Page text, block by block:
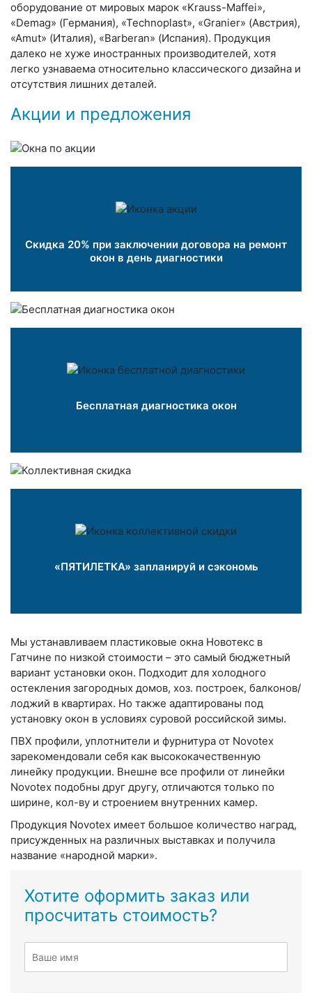
оборудование от мировых марок «Krauss-Maffei»,
«Demag» (Германия), «Technoplast», «Granier» (Австрия),
«Amut» (Италия), «Barberan» (Испания). Продукция
далеко не хуже иностранных производителей, хотя
легко узнаваема относительно классического дизайна и
отсутствия лишних деталей.
Акции и предложения
Скидка 20% при заключении договора на ремонт
окон в день диагностики
Бесплатная диагностика окон
«ПЯТИЛЕТКА» запланируй и сэкономь
Мы устанавливаем пластиковые окна Новотекс в
Гатчине по низкой стоимости – это самый бюджетный
вариант установки окон. Подходит для холодного
остекления загородных домов, хоз. построек, балконов/
лоджий в квартирах. Но также адаптированы под
установку окон в условиях суровой российской зимы.
ПВХ профили, уплотнители и фурнитура от Novotex
зарекомендовали себя как высококачественную
линейку продукции. Внешне все профили от линейки
Novotex подобны друг другу, отличаются только по
ширине, кол-ву и строением внутренних камер.
Продукция Novotex имеет большое количество наград,
присужденных на различных выставках и получила
название «народной марки».
Хотите оформить заказ или
просчитать стоимость?